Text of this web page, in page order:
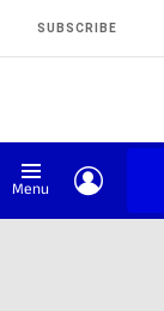
SUBSCRIBE
Menu